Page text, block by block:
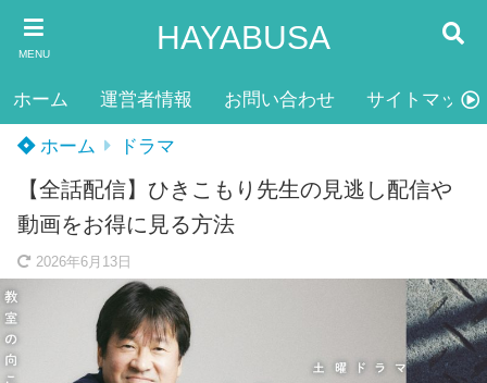
MENU HAYABUSA
ホーム 運営者情報 お問い合わせ サイトマップ
ホーム ドラマ
【全話配信】ひきこもり先生の見逃し配信や
動画をお得に見る方法
2026年6月13日